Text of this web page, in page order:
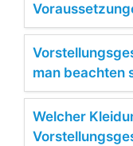
man beachten
Welcher